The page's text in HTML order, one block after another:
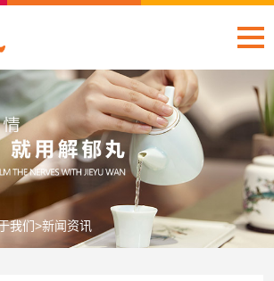
我们>新闻资讯